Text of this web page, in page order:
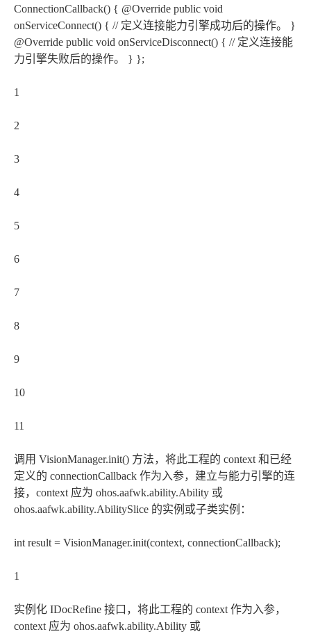
ConnectionCallback() { @Override public void
onServiceConnect() { // 定义连接能力引擎成功后的操作。 }
@Override public void onServiceDisconnect() { // 定义连接能
力引擎失败后的操作。 } };
1
2
3
4
5
6
7
8
9
10
11
调用 VisionManager.init() 方法，将此工程的 context 和已经
定义的 connectionCallback 作为入参，建立与能力引擎的连
接，context 应为 ohos.aafwk.ability.Ability 或
ohos.aafwk.ability.AbilitySlice 的实例或子类实例：
int result = VisionManager.init(context, connectionCallback);
1
实例化 IDocRefine 接口，将此工程的 context 作为入参，
context 应为 ohos.aafwk.ability.Ability 或